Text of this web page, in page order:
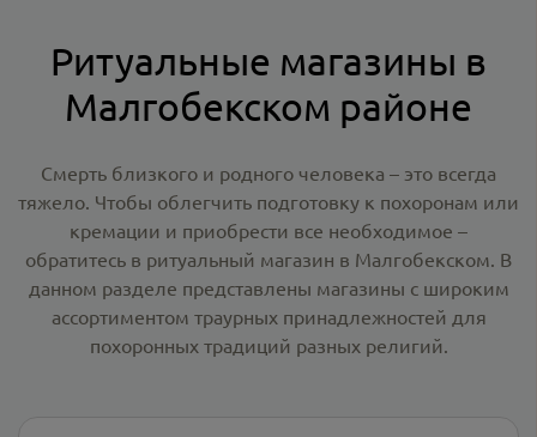
Ритуальные магазины в
Малгобекском районе
Смерть близкого и родного человека – это всегда
тяжело. Чтобы облегчить подготовку к похоронам или
кремации и приобрести все необходимое –
обратитесь в ритуальный магазин в Малгобекском. В
данном разделе представлены магазины с широким
ассортиментом траурных принадлежностей для
похоронных традиций разных религий.